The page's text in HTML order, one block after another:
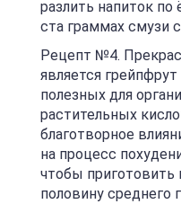
разлить напиток по
ста граммах смузи
Рецепт №4.
является
полезных для
растительных
благотворное
на процесс
чтобы приготовить
половину среднего